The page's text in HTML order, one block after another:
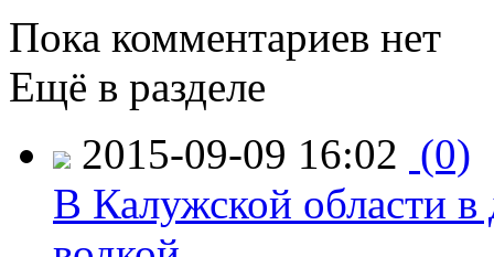
Пока комментариев нет
Ещё в разделе
2015-09-09 16:02 (0)
В Калужской области в